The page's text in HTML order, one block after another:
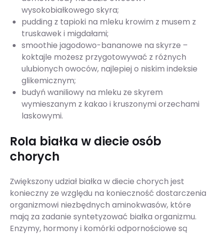
wysokobiałkowego skyra;
pudding z tapioki na mleku krowim z musem z
truskawek i migdałami;
smoothie jagodowo-bananowe na skyrze –
koktajle możesz przygotowywać z różnych
ulubionych owoców, najlepiej o niskim indeksie
glikemicznym;
budyń waniliowy na mleku ze skyrem
wymieszanym z kakao i kruszonymi orzechami
laskowymi.
Rola białka w diecie osób
chorych
Zwiększony udział białka w diecie chorych jest
konieczny ze względu na konieczność dostarczenia
organizmowi niezbędnych aminokwasów, które
mają za zadanie syntetyzować białka organizmu.
Enzymy, hormony i komórki odpornościowe są